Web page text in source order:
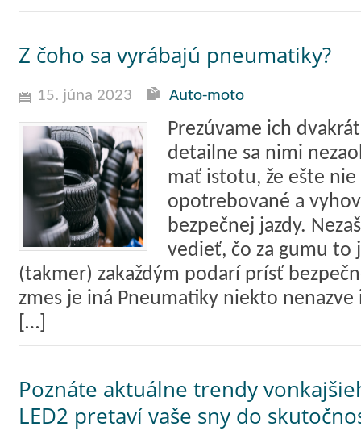
Z čoho sa vyrábajú pneumatiky?
15. júna 2023 Auto-moto
Prezúvame ich
detailne sa nimi
mať istotu, že ešte nie
opotrebované a
bezpečnej jazdy.
vedieť, čo za gumu to
(takmer) zakaždým podarí prísť
zmes je iná Pneumatiky niekto nenazve
[…]
Poznáte aktuálne trendy
LED2 pretaví vaše sny do